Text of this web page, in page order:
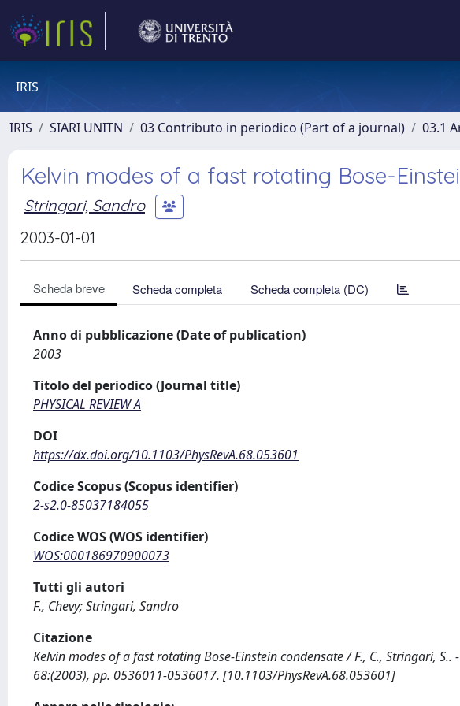
IRIS
IRIS SIARI UNITN 03 Contributo in periodico (Part of a journal) 03.1
Kelvin modes of a fast rotating Bose-
Stringari, Sandro
2003-01-01
Scheda breve Scheda completa Scheda completa (DC)
Anno di pubblicazione (Date of publication)
2003
Titolo del periodico (Journal title)
PHYSICAL REVIEW A
DOI
https://dx.doi.org/10.1103/PhysRevA.68.053601
Codice Scopus (Scopus identifier)
2-s2.0-85037184055
Codice WOS (WOS identifier)
WOS:000186970900073
Tutti gli autori
F., Chevy; Stringari, Sandro
Citazione
Kelvin modes of a fast rotating Bose-Einstein condensate / F., C., Stringari, S.. -
68:(2003), pp. 0536011-0536017. [10.1103/PhysRevA.68.053601]